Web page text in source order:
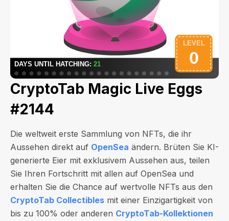
CryptoTab Magic Live Eggs
#2144
Die weltweit erste Sammlung von NFTs, die ihr
Aussehen direkt auf OpenSea ändern. Brüten Sie KI-
generierte Eier mit exklusivem Aussehen aus, teilen
Sie Ihren Fortschritt mit allen auf OpenSea und
erhalten Sie die Chance auf wertvolle NFTs aus den
CryptoTab Collectibles mit einer Einzigartigkeit von
bis zu 100% oder anderen CryptoTab-Kollektionen